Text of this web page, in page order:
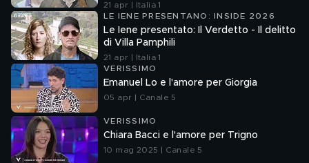
21 apr | Italia 1
LE IENE PRESENTANO: INSIDE 2026
Le Iene presentato: Il Verdetto - Il delitto
di Villa Pamphili
21 apr | Italia 1
VERISSIMO
Emanuel Lo e l'amore per Giorgia
05 apr | Canale 5
VERISSIMO
Chiara Bacci e l'amore per Trigno
10 mag 2025 | Canale 5